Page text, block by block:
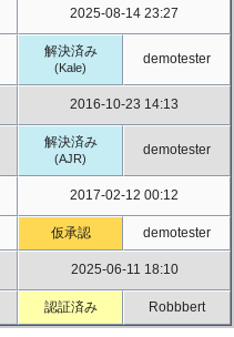
2025-08-14 23:27
解決済み
(Kale)
demotester
2016-10-23 14:13
解決済み
(AJR)
demotester
2017-02-12 00:12
仮承認 demotester
2025-06-11 18:10
認証済み Robbbert